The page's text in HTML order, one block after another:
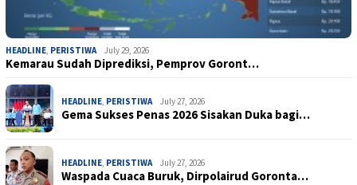
HEADLINE, PERISTIWA July 29, 2026
Kemarau Sudah Diprediksi, Pemprov Goront…
HEADLINE, PERISTIWA July 27, 2026
Gema Sukses Penas 2026 Sisakan Duka bagi…
HEADLINE, PERISTIWA July 27, 2026
Waspada Cuaca Buruk, Dirpolairud Goronta…